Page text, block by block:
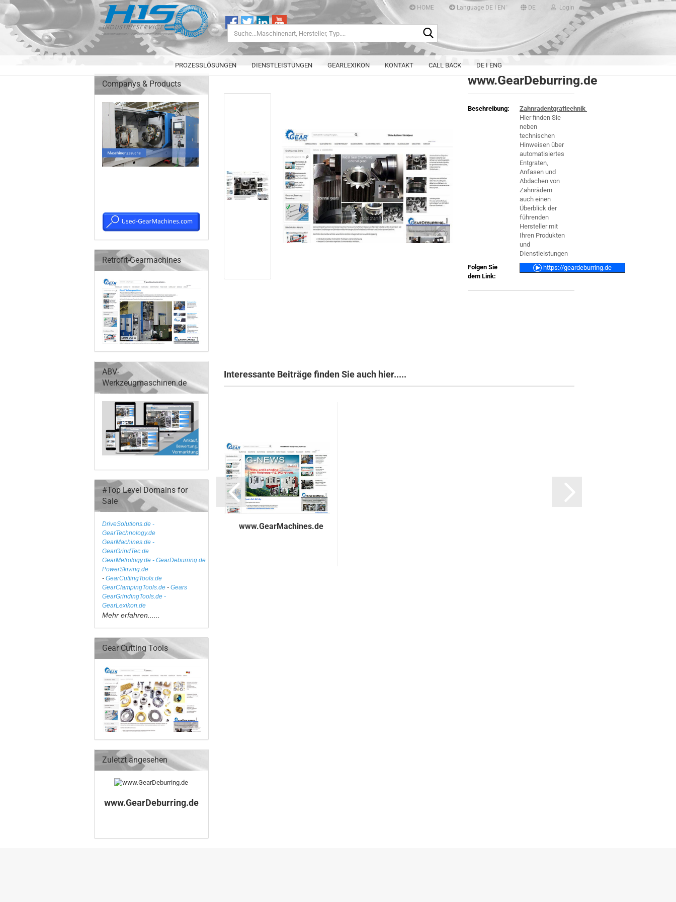
HOME Language DE I EN DE Login
Typ....
PROZESSLÖSUNGEN DIENSTLEISTUNGEN GEARLEXIKON KONTAKT CALL BACK DE I ENG
www.GearDeburring.de
Beschreibung:
Zahnradentgrattechnik
Hier finden Sie
neben
technischen
Hinweisen über
automatisiertes
Entgraten,
Anfasen und
Abdachen von
Zahnrädern
auch einen
Überblick der
führenden
Hersteller mit
Ihren Produkten
und
Dienstleistungen
Folgen Sie
dem Link:
https://geardeburring.de
Interessante Beiträge finden Sie auch hier.....
www.GearMachines.de
Companys & Products
Retrofit-Gearmachines
ABV-
Werkzeugmaschinen.de
#Top Level Domains for
Sale
DriveSolutions.de -
GearTechnology.de
GearMachines.de -
GearGrindTec.de
GearMetrology.de - GearDeburring.de
PowerSkiving.de
- GearCuttingTools.de
GearClampingTools.de - Gears
GearGrindingTools.de -
GearLexikon.de
Mehr erfahren......
Gear Cutting Tools
Zuletzt angesehen
www.GearDeburring.de